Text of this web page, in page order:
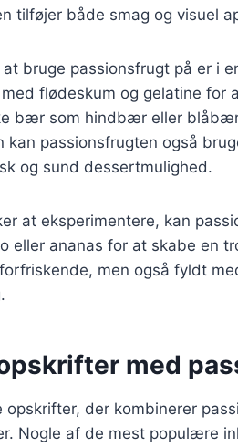
tilføjer både smag og visuel
bruge passionsfrugt på er i
flødeskum og gelatine
bær som hindbær eller blåbær
kan passionsfrugten også
og sund dessertmulighed.
at eksperimentere, kan
eller ananas for at skabe en
men også fyldt
med
opskrifter, der kombinerer
Nogle af de mest populære